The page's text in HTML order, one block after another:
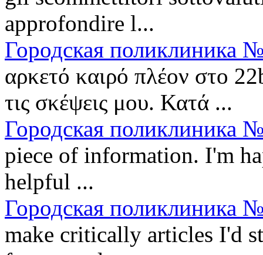
approfondire l...
Городская поликлиника
αρκετό καιρό πλέον στο
τις σκέψεις μου. Κατά ...
Городская поликлиника
piece of information. I'm
helpful ...
Городская поликлиника
make critically articles I'd